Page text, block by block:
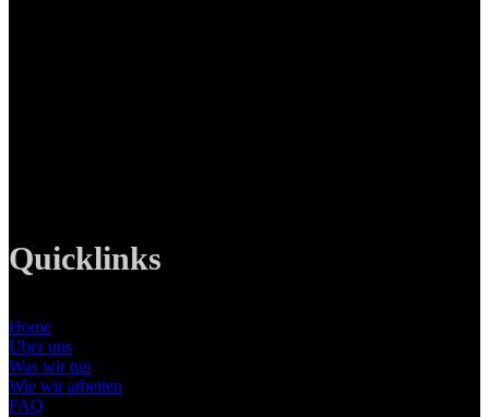
Quicklinks
Home
Über uns
Was wir tun
Wie wir arbeiten
FAQ